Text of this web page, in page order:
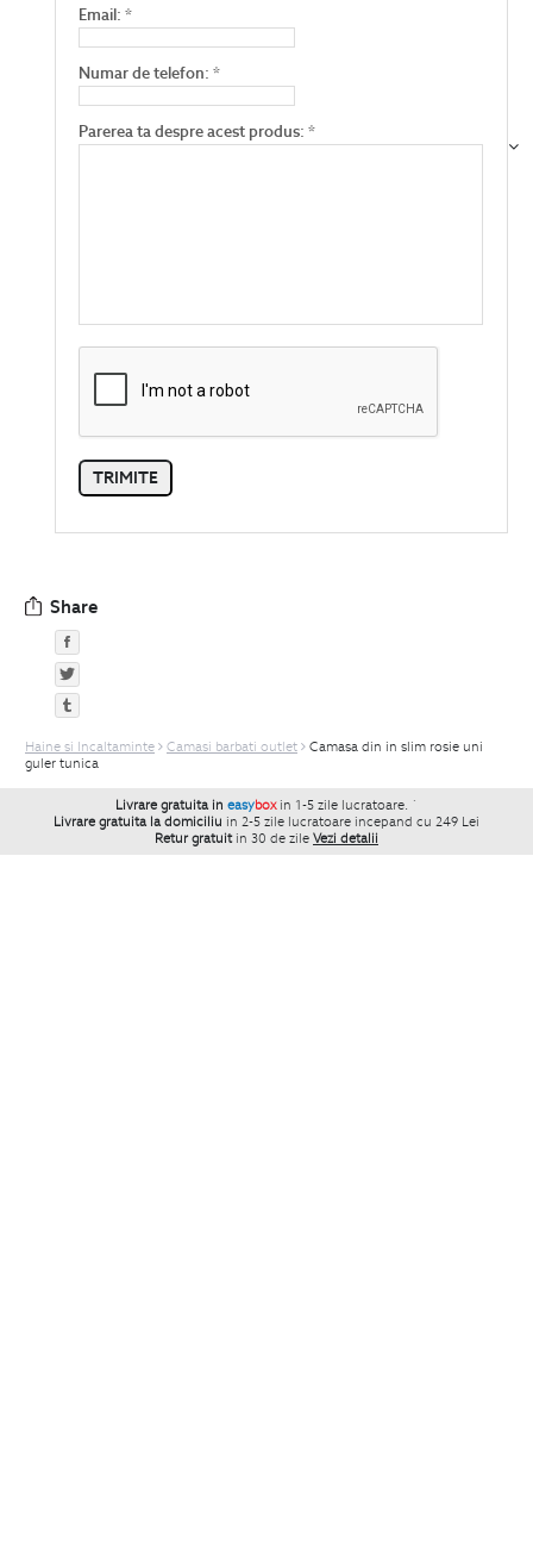
Email: *
Numar de telefon: *
Parerea ta despre acest produs: *
Share
Haine si Incaltaminte Camasi barbati outlet
Camasa din in slim rosie uni
guler tunica
Livrare gratuita in easybox in 1-5 zile lucratoare. `
Livrare gratuita la domiciliu in 2-5 zile lucratoare incepand cu 249 Lei
Retur gratuit in 30 de zile Vezi detalii